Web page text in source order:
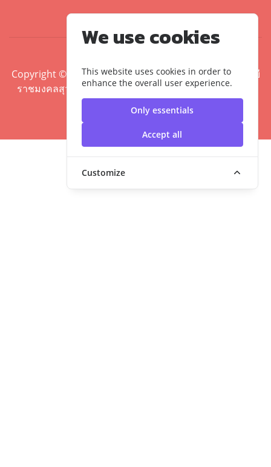
We use cookies
This website uses cookies in order to
enhance the overall user experience.
Only essentials
Accept all
Customize
Copyright ©2020 คณะศิลปศาสตร์ มหาวิทยาลัยเทคโนโลยี
ราชมงคลสุวรรณภูมิ | มหาวิทยาลัยเทคโนโลยีราชมงคล